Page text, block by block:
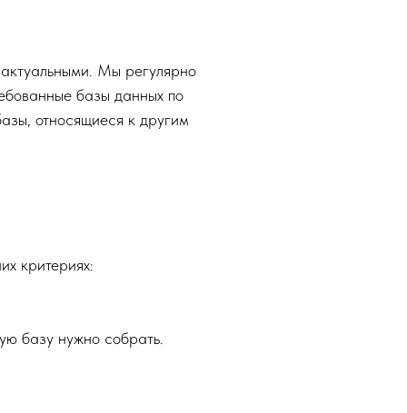
Мы регулярно
базы данных по
относящиеся к другим
критериях:
базу нужно собрать.